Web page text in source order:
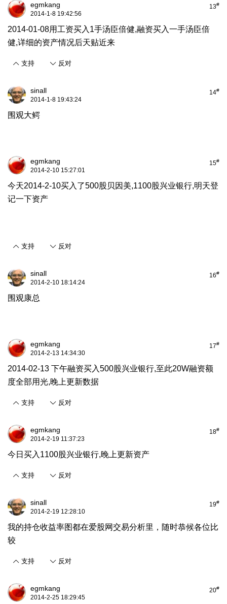
13#
egmkang
2014-1-8 19:42:56
2014-01-08用工资买入1手汤臣倍健,融资买入一手汤臣倍
健,详细的资产情况后天贴近来
支持 反对
14#
sinall
2014-1-8 19:43:24
围观大鳄
15#
egmkang
2014-2-10 15:27:01
今天2014-2-10买入了500股贝因美,1100股兴业银行,明天登
记一下资产
支持 反对
16#
sinall
2014-2-10 18:14:24
围观康总
17#
egmkang
2014-2-13 14:34:30
2014-02-13 下午融资买入500股兴业银行,至此20W融资额
度全部用光,晚上更新数据
支持 反对
18#
egmkang
2014-2-19 11:37:23
今日买入1100股兴业银行,晚上更新资产
支持 反对
19#
sinall
2014-2-19 12:28:10
我的持仓收益率图都在爱股网交易分析里，随时恭候各位比
较
支持 反对
20#
egmkang
2014-2-25 18:29:45